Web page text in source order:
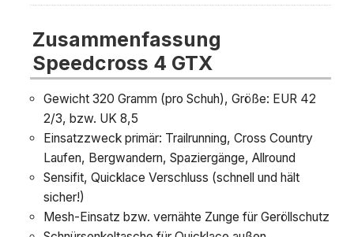
Zusammenfassung
Speedcross 4 GTX
Gewicht 320 Gramm (pro Schuh), Größe: EUR 42
2/3, bzw. UK 8,5
Einsatzzweck primär: Trailrunning, Cross Country
Laufen, Bergwandern, Spaziergänge, Allround
Sensifit, Quicklace Verschluss (schnell und hält
sicher!)
Mesh-Einsatz bzw. vernähte Zunge für Geröllschutz